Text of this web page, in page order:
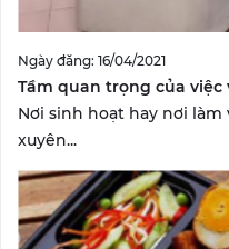
Ngày đăng: 16/04/2021
Tầm quan trọng của
Nơi sinh hoạt hay nơi
xuyên...